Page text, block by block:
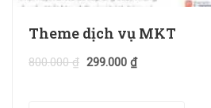
Theme dịch vụ MKT
800.000₫ 299.000 ₫